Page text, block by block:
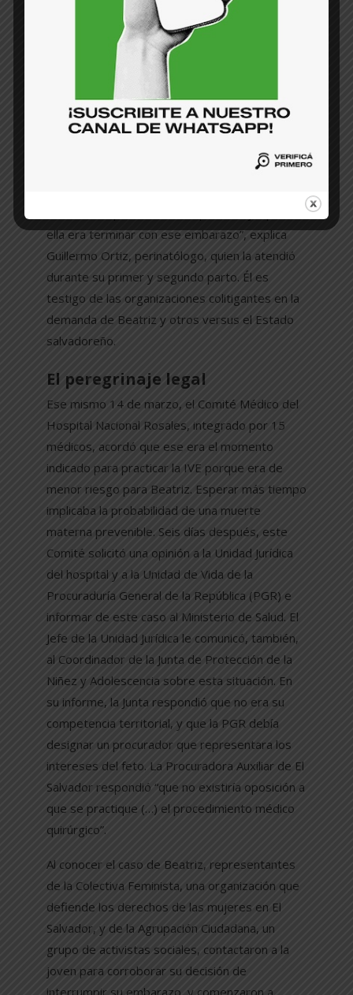
quería arriesgarse a dejar en orfandad a su
primer hijo, un niño de 13 meses de edad.
“Tenía tres enfermedades que indicaban que el
embarazo debía interrumpirse (lupus
eritematoso sistémico, nefropatía lúpica y
artritis reumatoide) y si a esto le sumamos que
su producto del embarazo no tenía cerebro,
había cero posibilidades de vida fuera del útero.
ella era terminar con ese embarazo”, explica
Guillermo Ortiz, perinatólogo, quien la atendió
durante su primer y segundo parto. Él es
testigo de las organizaciones colitigantes en la
demanda de Beatriz y otros versus el Estado
salvadoreño.
El peregrinaje legal
Ese mismo 14 de marzo, el Comité Médico del
Hospital Nacional Rosales, integrado por 15
médicos, acordó que ese era el momento
indicado para practicar la IVE porque era de
menor riesgo para Beatriz. Esperar más tiempo
implicaba la probabilidad de una muerte
materna prevenible. Seis días después, este
Comité solicitó una opinión a la Unidad Jurídica
del hospital y a la Unidad de Vida de la
Procuraduría General de la República (PGR) e
informar de este caso al Ministerio de Salud. El
Jefe de la Unidad Jurídica le comunicó, también,
al Coordinador de la Junta de Protección de la
Niñez y Adolescencia sobre esta situación. En
su informe, la Junta respondió que no era su
competencia territorial, y que la PGR debía
designar un procurador que representara los
intereses del feto. La Procuradora Auxiliar de El
Salvador respondió “que no existiría oposición a
que se practique (…) el procedimiento médico
quirúrgico”.
Al conocer el caso de Beatriz, representantes
de la Colectiva Feminista, una organización que
defiende los derechos de las mujeres en El
Salvador, y de la Agrupación Ciudadana, un
grupo de activistas sociales, contactaron a la
joven para corroborar su decisión de
interrumpir su embarazo, y comenzaron a